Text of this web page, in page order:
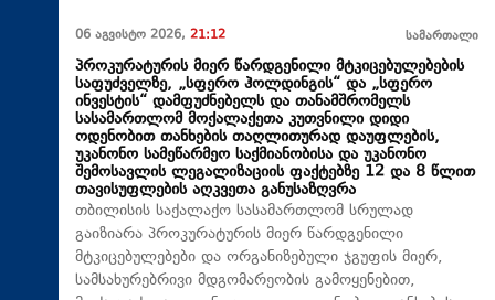
06 აგვისტო 2026, 21:12 სამართალი
პროკურატურის მიერ წარდგენილი მტკიცებულებების
საფუძველზე, „სფერო ჰოლდინგის“ და „სფერო
ინვესტის“ დამფუძნებელს და თანამშრომელს
სასამართლომ მოქალაქეთა კუთვნილი დიდი
ოდენობით თანხების თაღლითურად დაუფლების,
უკანონო სამეწარმეო საქმიანობისა და უკანონო
შემოსავლის ლეგალიზაციის ფაქტებზე 12 და 8 წლით
თავისუფლების აღკვეთა განუსაზღვრა
თბილისის საქალაქო სასამართლომ სრულად
გაიზიარა პროკურატურის მიერ წარდგენილი
მტკიცებულებები და ორგანიზებული ჯგუფის მიერ,
სამსახურებრივი მდგომარეობის გამოყენებით,